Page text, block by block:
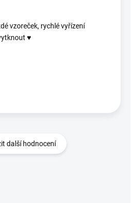
vzoreček, rychlé vyřízení
♥️
další hodnocení